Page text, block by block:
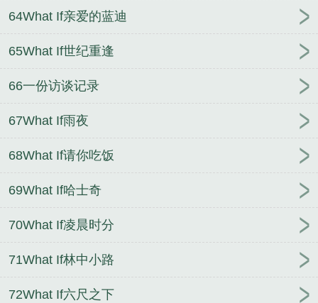
64What If亲爱的蓝迪
65What If世纪重逢
66一份访谈记录
67What If雨夜
68What If请你吃饭
69What If哈士奇
70What If凌晨时分
71What If林中小路
72What If六尺之下